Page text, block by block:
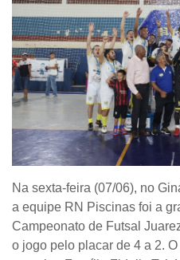
Na sexta-feira (07/06), no
a equipe RN Piscinas foi a
Campeonato de Futsal
o jogo pelo placar de 4 a 2.